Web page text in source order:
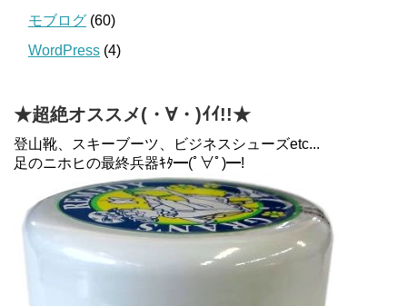
モブログ (60)
WordPress (4)
★超絶オススメ(・∀・)ｲｲ!!★
登山靴、スキーブーツ、ビジネスシューズetc...
足のニホヒの最終兵器ｷﾀ━(ﾟ∀ﾟ)━!